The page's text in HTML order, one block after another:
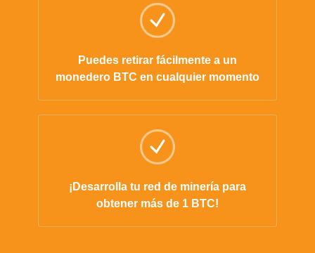
Puedes retirar fácilmente a un
monedero BTC en cualquier momento
¡Desarrolla tu red de minería para
obtener más de 1 BTC!